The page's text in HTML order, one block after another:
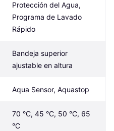
Protección del Agua,
Programa de Lavado
Rápido
Bandeja superior
ajustable en altura
Aqua Sensor, Aquastop
70 °C, 45 °C, 50 °C, 65
°C